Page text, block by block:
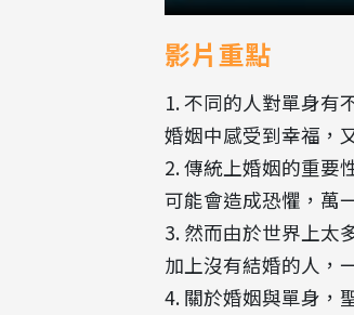
影片重點
1. 不同的人對單身有
婚姻中感受到幸福，
2. 傳統上婚姻的重要
可能會造成恐懼，萬
3. 然而由於世界上太
加上沒有結婚的人，
4. 關於婚姻與單身，